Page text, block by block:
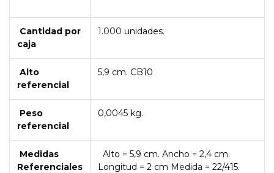
Cantidad por
caja
1.000 unidades.
Alto
referencial
5,9 cm. CB10
Peso
referencial
0,0045 kg.
Medidas
Referenciales
Alto = 5,9 cm. Ancho = 2,4 cm.
Longitud = 2 cm Medida = 22/415.